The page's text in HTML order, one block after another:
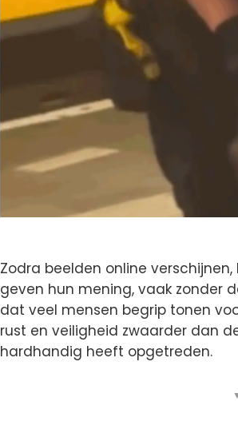
Zodra beelden online
geven hun mening, vaak zonder
dat veel mensen begrip tonen
rust en veiligheid zwaarder dan
hardhandig heeft opgetreden.